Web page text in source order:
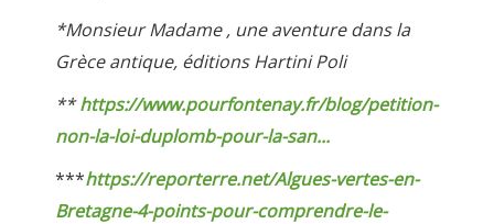
*Monsieur Madame , une aventure dans la
Grèce antique, éditions Hartini Poli
**https://www.pourfontenay.fr/blog/petition-
non-la-loi-duplomb-pour-la-san...
***https://reporterre.net/Algues-vertes-en-
Bretagne-4-points-pour-comprendre-le-